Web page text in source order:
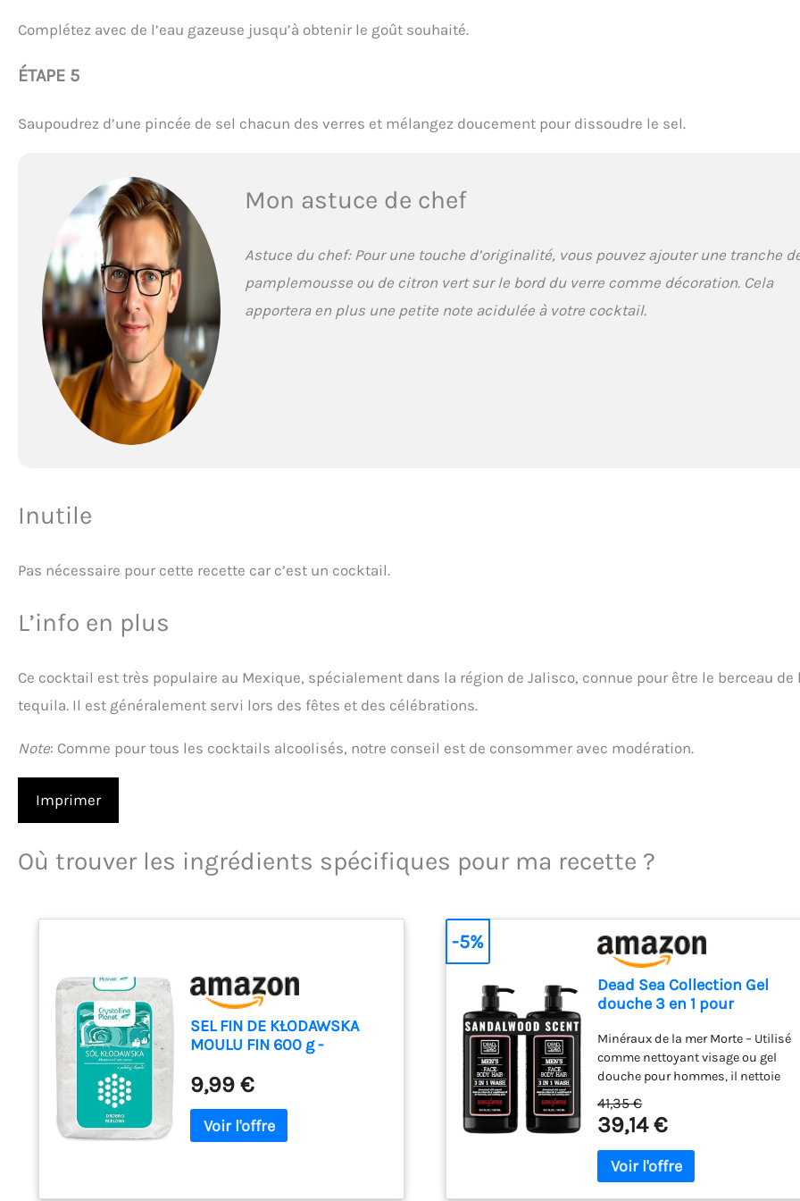
Complétez avec de l’eau gazeuse jusqu’à obtenir le goût souhaité.
ÉTAPE 5
Saupoudrez d’une pincée de sel chacun des verres et mélangez doucement pour dissoudre le sel.
Mon astuce de chef
Astuce du chef: Pour une touche d’originalité, vous pouvez ajouter une tranche
pamplemousse ou de citron vert sur le bord du verre comme décoration. Cela
apportera en plus une petite note acidulée à votre cocktail.
Inutile
Pas nécessaire pour cette recette car c’est un cocktail.
L’info en plus
Ce cocktail est très populaire au Mexique, spécialement dans la région de Jalisco, connue pour être le berceau de
tequila. Il est généralement servi lors des fêtes et des célébrations.
Note: Comme pour tous les cocktails alcoolisés, notre conseil est de consommer avec modération.
Imprimer
Où trouver les ingrédients spécifiques pour ma recette ?
SEL FIN DE KŁODAWSKA
MOULU FIN 600 g -
9,99 €
Dead Sea Collection Gel
douche 3 en 1 pour
de santal et au sel de la
mer Morte – Soin lavant,
shampooing, nettoyant
visage – Lot de 2 (1000 ml
chacun)
Minéraux de la mer Morte – Utilisé
comme nettoyant visage ou gel
douche pour hommes, il nettoie
en douceur sans assécher la
peau, tout en la nourrissant et en
l’hydratant. En tant que
shampooing pour hommes, il
laisse les cheveux hydratés, doux
41,35 €
39,14 €
-5%